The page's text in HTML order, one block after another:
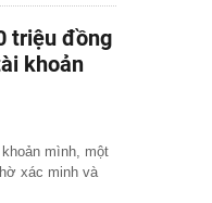
triệu đồng
khoản
mình, một
xác minh và